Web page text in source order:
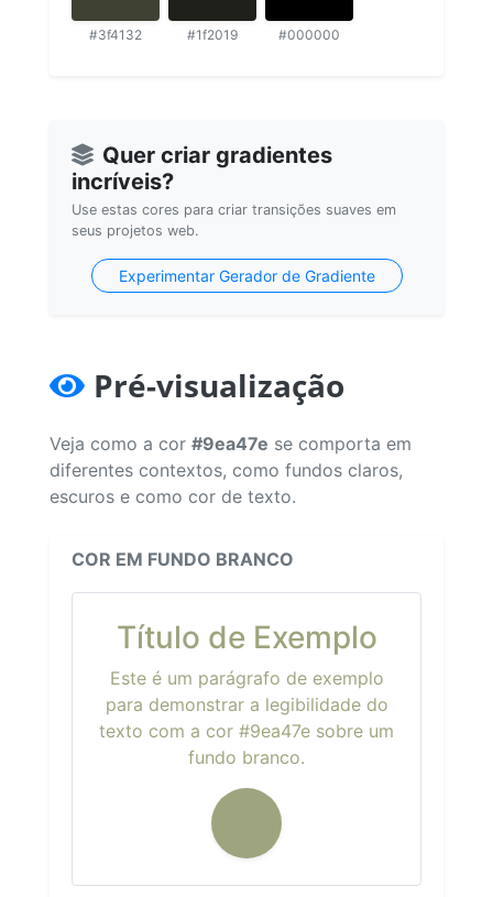
#3f4132 #1f2019 #000000
Quer criar gradientes
incríveis?
Use estas cores para criar transições suaves em
seus projetos web.
Experimentar Gerador de Gradiente
Pré-visualização
Veja como a cor #9ea47e se comporta em
diferentes contextos, como fundos claros,
escuros e como cor de texto.
COR EM FUNDO BRANCO
Título de Exemplo
Este é um parágrafo de exemplo
para demonstrar a legibilidade do
texto com a cor #9ea47e sobre um
fundo branco.